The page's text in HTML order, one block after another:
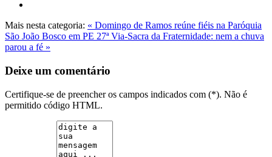
Mais nesta categoria: « Domingo de Ramos reúne fiéis na Paróquia
São João Bosco em PE 27ª Via-Sacra da Fraternidade: nem a chuva
parou a fé »
Deixe um comentário
Certifique-se de preencher os campos indicados com (*). Não é
permitido código HTML.